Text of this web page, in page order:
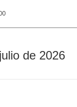
de 2026